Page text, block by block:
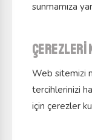
sunmamıza
Çerezleri
Web sitemizi
tercihlerinizi
için çerezler